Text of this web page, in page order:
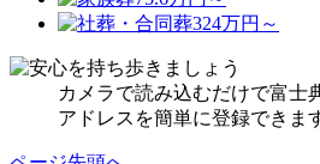
カメラで読み込むだけで富士
アドレスを簡単に登録できま